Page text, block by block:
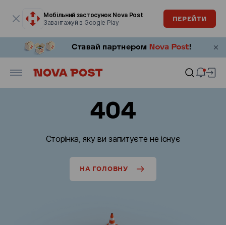
Мобільний застосунок Nova Post
Завантажуй в Google Play
ПЕРЕЙТИ
404
Сторінка, яку ви запитуєте не існує
НА ГОЛОВНУ